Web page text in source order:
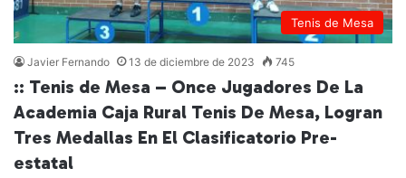
Tenis de Mesa
Javier Fernando 13 de diciembre de 2023 745
:: Tenis de Mesa – Once Jugadores De La
Academia Caja Rural Tenis De Mesa, Logran
Tres Medallas En El Clasificatorio Pre-
estatal